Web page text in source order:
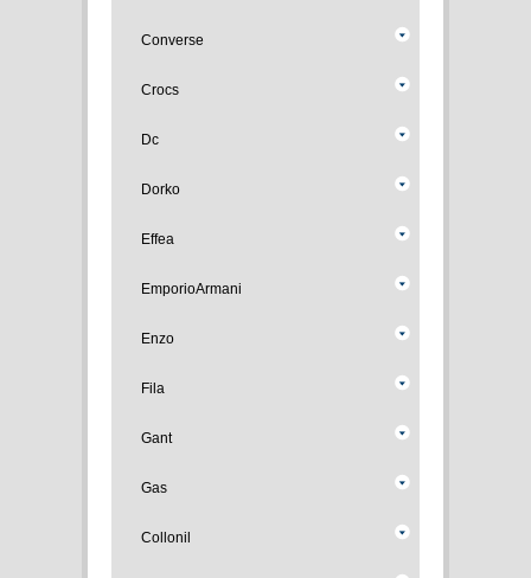
Converse
Crocs
Dc
Dorko
Effea
EmporioArmani
Enzo
Fila
Gant
Gas
Collonil